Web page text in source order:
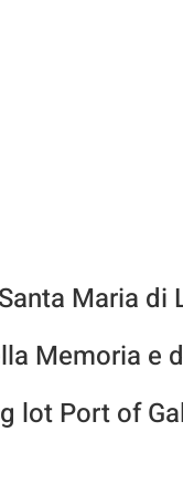
Memoria e
lot Port of